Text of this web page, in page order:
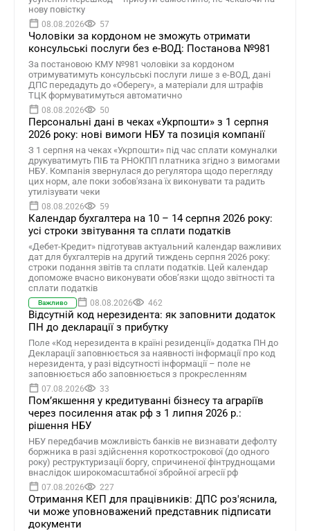
нову повістку
08.08.2026 57
Чоловіки за кордоном не зможуть отримати
консульські послуги без е-ВОД: Постанова №981
За постановою КМУ №981 чоловіки за кордоном
отримуватимуть консульські послуги лише з е-ВОД, дані
ДПС передадуть до «Оберегу», а матеріали для штрафів
ТЦК формуватимуться автоматично
08.08.2026 50
Персональні дані в чеках «Укрпошти» з 1 серпня
2026 року: нові вимоги НБУ та позиція компанії
З 1 серпня на чеках «Укрпошти» під час сплати комуналки
друкуватимуть ПІБ та РНОКПП платника згідно з вимогами
НБУ. Компанія звернулася до регулятора щодо перегляду
цих норм, але поки зобов'язана їх виконувати та радить
утилізувати чеки
08.08.2026 59
Календар бухгалтера на 10 – 14 серпня 2026 року:
усі строки звітування та сплати податків
«Дебет-Кредит» підготував актуальний календар важливих
дат для бухгалтерів на другий тиждень серпня 2026 року:
строки подання звітів та сплати податків. Цей календар
допоможе вчасно виконувати обов’язки щодо звітності та
сплати податків
Важливо 08.08.2026 462
Відсутній код нерезидента: як заповнити додаток
ПН до декларації з прибутку
Поле «Код нерезидента в країні резиденції» додатка ПН до
Декларації заповнюється за наявності інформації про код
нерезидента, у разі відсутності інформації – поле не
заповнюється або заповнюється з прокресленням
07.08.2026 33
Помʼякшення у кредитуванні бізнесу та аграріїв
через посилення атак рф з 1 липня 2026 р.:
рішення НБУ
НБУ передбачив можливість банків не визнавати дефолту
боржника в разі здійснення короткострокової (до одного
року) реструктуризації боргу, спричиненої фінтруднощами
внаслідок широкомасштабної збройної агресії рф
07.08.2026 227
Отримання КЕП для працівників: ДПС роз'яснила,
чи може уповноважений представник підписати
документи